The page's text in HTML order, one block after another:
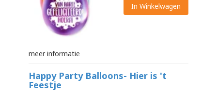
In Winkelwagen
meer informatie
Happy Party Balloons- Hier is 't
Feestje